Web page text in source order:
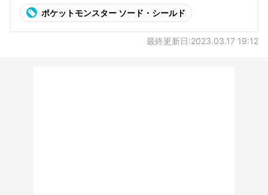
ポケットモンスター ソード・シールド
最終更新日:2023.03.17 19:12